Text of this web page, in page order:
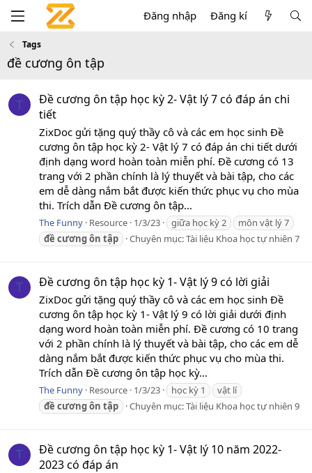
Đăng nhập Đăng kí
Tags
đề cương ôn tập
T
Đề cương ôn tập học kỳ 2- Vật lý 7 có đáp án chi
tiết
ZixDoc gửi tặng quý thầy cô và các em học sinh Đề
cương ôn tập học kỳ 2- Vật lý 7 có đáp án chi tiết dưới
định dạng word hoàn toàn miễn phí. Đề cương có 13
trang với 2 phần chính là lý thuyết và bài tập, cho các
em dễ dàng nắm bắt được kiến thức phục vụ cho mùa
thi. Trích dẫn Đề cương ôn tập...
The Funny Resource 1/3/23 giữa học kỳ 2
môn vật lý 7
đề cươngôn tập Chuyên mục:Tài liệu Khoa học tự nhiên 7
T Đề cương ôn tập học kỳ 1- Vật lý 9 có lời giải
ZixDoc gửi tặng quý thầy cô và các em học sinh Đề
cương ôn tập học kỳ 1- Vật lý 9 có lời giải dưới định
dạng word hoàn toàn miễn phí. Đề cương có 10 trang
với 2 phần chính là lý thuyết và bài tập, cho các em dễ
dàng nắm bắt được kiến thức phục vụ cho mùa thi.
Trích dẫn Đề cương ôn tập học kỳ...
The Funny Resource 1/3/23 học kỳ 1
vật lí
đề cươngôn tập Chuyên mục:Tài liệu Khoa học tự nhiên 9
T
Đề cương ôn tập học kỳ 1- Vật lý 10 năm 2022-
2023 có đáp án